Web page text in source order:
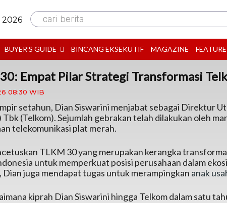
cari berita
BUYER’S GUIDE BINCANG EKSEKUTIF MAGAZINE FEATURE
Empat Pilar Strategi Transformasi
08:30 WIB
setahun, Dian Siswarini menjabat sebagai Direktur
Tbk (Telkom). Sejumlah gebrakan telah dilakukan oleh
telekomunikasi plat merah.
TLKM 30 yang merupakan kerangka
untuk memperkuat posisi perusahaan dalam
Dian juga mendapat tugas untuk merampingkan anak
kiprah Dian Siswarini hingga Telkom dalam satu